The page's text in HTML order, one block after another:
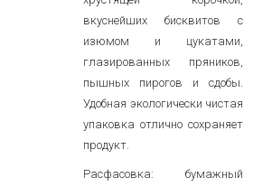
вкуснейших бисквитов с
изюмом и цукатами,
глазированных пряников,
пышных пирогов и сдобы.
Удобная экологически чистая
упаковка отлично сохраняет
продукт.
Расфасовка: бумажный